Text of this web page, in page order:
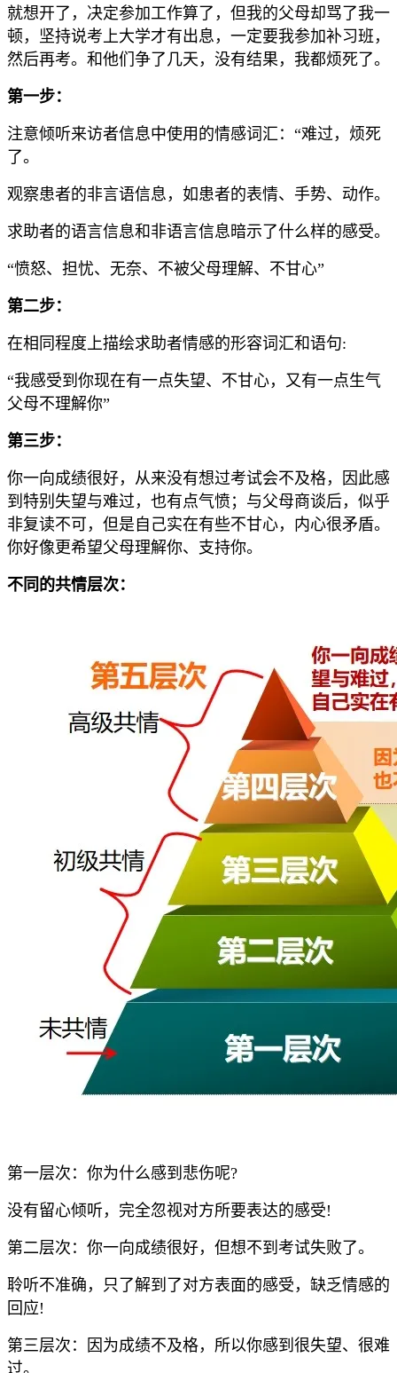
就想开了，决定参加工作算了，但我的父母却骂了我一
顿，坚持说考上大学才有出息，一定要我参加补习班，
然后再考。和他们争了几天，没有结果，我都烦死了。
第一步：
注意倾听来访者信息中使用的情感词汇：“难过，烦死
了。
观察患者的非言语信息，如患者的表情、手势、动作。
求助者的语言信息和非语言信息暗示了什么样的感受。
“愤怒、担忧、无奈、不被父母理解、不甘心”
第二步：
在相同程度上描绘求助者情感的形容词汇和语句:
“我感受到你现在有一点失望、不甘心，又有一点生气
父母不理解你”
第三步：
你一向成绩很好，从来没有想过考试会不及格，因此感
到特别失望与难过，也有点气愤；与父母商谈后，似乎
非复读不可，但是自己实在有些不甘心，内心很矛盾。
你好像更希望父母理解你、支持你。
不同的共情层次：
第一层次：你为什么感到悲伤呢?
没有留心倾听，完全忽视对方所要表达的感受!
第二层次：你一向成绩很好，但想不到考试失败了。
聆听不准确，只了解到了对方表面的感受，缺乏情感的
回应!
第三层次：因为成绩不及格，所以你感到很失望、很难
过。